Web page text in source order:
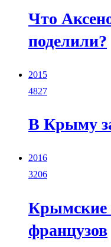
Что
поделили?
2015
4827
В Крыму
2016
3206
Крымские
французов